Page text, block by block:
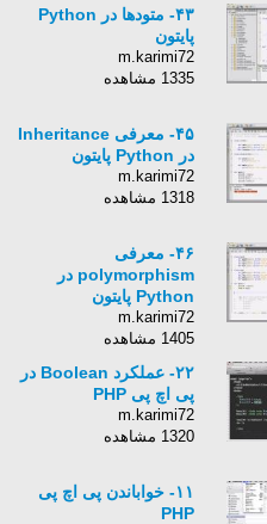
۴۳- متودها در Python
پایتون
m.karimi72
1335 مشاهده
۴۵- معرفی Inheritance
در Python پایتون
m.karimi72
1318 مشاهده
۴۶- معرفی
polymorphism در
Python پایتون
m.karimi72
1405 مشاهده
۲۲- عملکرد Boolean در
پی اچ پی PHP
m.karimi72
1320 مشاهده
۱۱- خواباندن پی اچ پی
PHP